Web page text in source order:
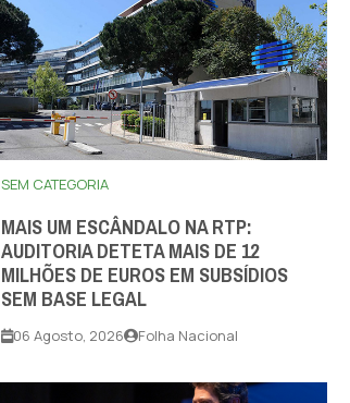
SEM CATEGORIA
MAIS UM ESCÂNDALO NA RTP:
AUDITORIA DETETA MAIS DE 12
MILHÕES DE EUROS EM SUBSÍDIOS
SEM BASE LEGAL
06 Agosto, 2026 Folha Nacional